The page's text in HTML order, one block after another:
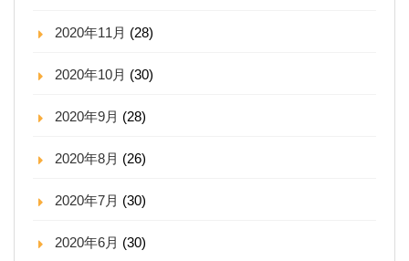
2020年11月 (28)
2020年10月 (30)
2020年9月 (28)
2020年8月 (26)
2020年7月 (30)
2020年6月 (30)